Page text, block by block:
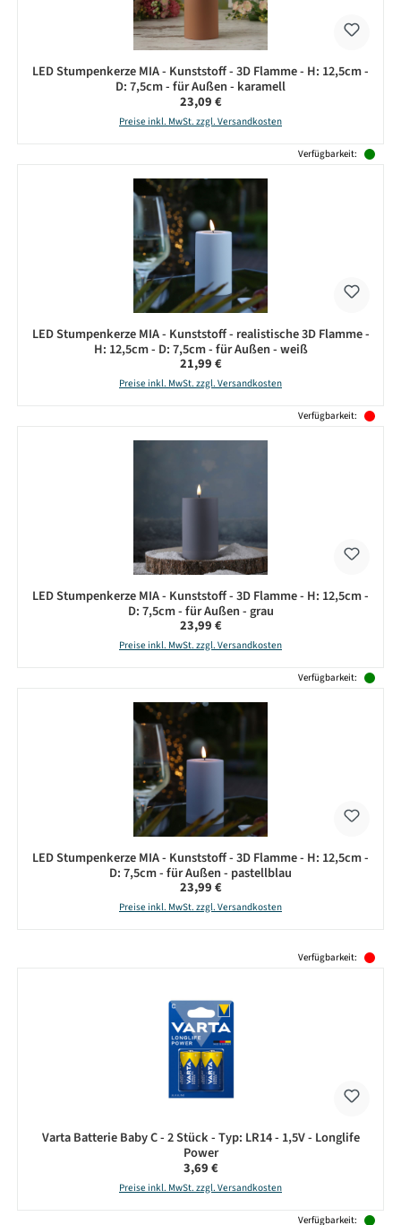
LED Stumpenkerze MIA - Kunststoff - 3D Flamme - H: 12,5cm -
D: 7,5cm - für Außen - karamell
Regulärer Preis:
23,09 €
Preise inkl. MwSt. zzgl. Versandkosten
Verfügbarkeit:
LED Stumpenkerze MIA - Kunststoff - realistische 3D Flamme -
H: 12,5cm - D: 7,5cm - für Außen - weiß
Regulärer Preis:
21,99 €
Preise inkl. MwSt. zzgl. Versandkosten
Verfügbarkeit:
LED Stumpenkerze MIA - Kunststoff - 3D Flamme - H: 12,5cm -
D: 7,5cm - für Außen - grau
Regulärer Preis:
23,99 €
Preise inkl. MwSt. zzgl. Versandkosten
Verfügbarkeit:
LED Stumpenkerze MIA - Kunststoff - 3D Flamme - H: 12,5cm -
D: 7,5cm - für Außen - pastellblau
Regulärer Preis:
23,99 €
Preise inkl. MwSt. zzgl. Versandkosten
Verfügbarkeit:
Varta Batterie Baby C - 2 Stück - Typ: LR14 - 1,5V - Longlife
Power
Regulärer Preis:
3,69 €
Preise inkl. MwSt. zzgl. Versandkosten
Verfügbarkeit: